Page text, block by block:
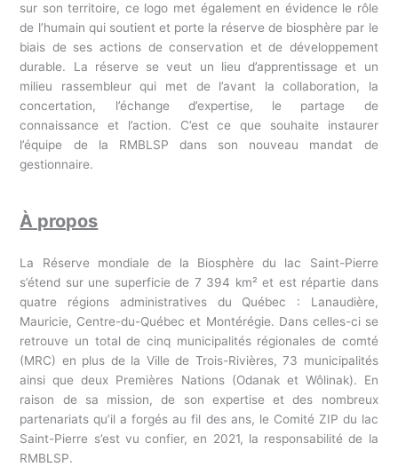
sur son territoire, ce logo met également en évidence le rôle
de l’humain qui soutient et porte la réserve de biosphère par le
biais de ses actions de conservation et de développement
durable. La réserve se veut un lieu d’apprentissage et un
milieu rassembleur qui met de l’avant la collaboration, la
concertation, l’échange d’expertise, le partage de
connaissance et l’action. C’est ce que souhaite instaurer
l’équipe de la RMBLSP dans son nouveau mandat de
gestionnaire.
À propos
La Réserve mondiale de la Biosphère du lac Saint-Pierre
s’étend sur une superficie de 7 394 km² et est répartie dans
quatre régions administratives du Québec : Lanaudière,
Mauricie, Centre-du-Québec et Montérégie. Dans celles-ci se
retrouve un total de cinq municipalités régionales de comté
(MRC) en plus de la Ville de Trois-Rivières, 73 municipalités
ainsi que deux Premières Nations (Odanak et Wôlinak). En
raison de sa mission, de son expertise et des nombreux
partenariats qu’il a forgés au fil des ans, le Comité ZIP du lac
Saint-Pierre s’est vu confier, en 2021, la responsabilité de la
RMBLSP.